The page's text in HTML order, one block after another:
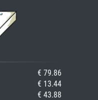
€ 79.86
€ 13.44
€ 43.88